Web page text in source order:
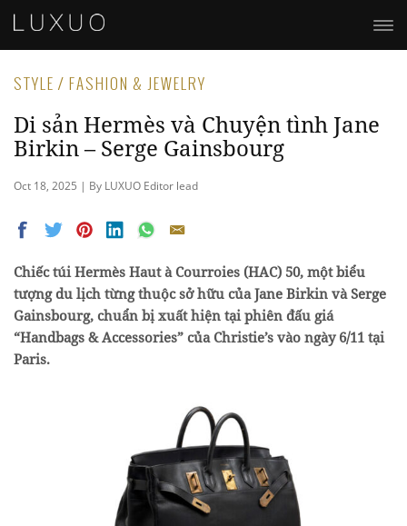
STYLE / FASHION & JEWELRY
Di sản Hermès và Chuyện tình Jane
Birkin – Serge Gainsbourg
Oct 18, 2025 | By LUXUO Editor lead
Chiếc túi Hermès Haut à Courroies (HAC) 50, một biểu
tượng du lịch từng thuộc sở hữu của Jane Birkin và Serge
Gainsbourg, chuẩn bị xuất hiện tại phiên đấu giá
“Handbags & Accessories” của Christie’s vào ngày 6/11 tại
Paris.